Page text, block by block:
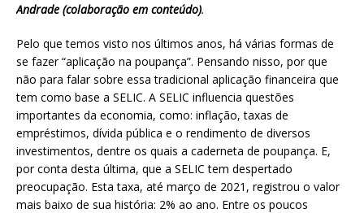
Andrade (colaboração em conteúdo).
Pelo que temos visto nos últimos anos, há várias formas de
se fazer “aplicação na poupança”. Pensando nisso, por que
não para falar sobre essa tradicional aplicação financeira que
tem como base a SELIC. A SELIC influencia questões
importantes da economia, como: inflação, taxas de
empréstimos, dívida pública e o rendimento de diversos
investimentos, dentre os quais a caderneta de poupança. E,
por conta desta última, que a SELIC tem despertado
preocupação. Esta taxa, até março de 2021, registrou o valor
mais baixo de sua história: 2% ao ano. Entre os poucos